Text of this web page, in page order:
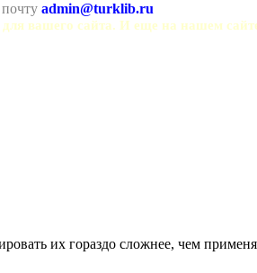
admin@turklib.ru
вашего сайта. И еще на нашем
их гораздо сложнее, чем